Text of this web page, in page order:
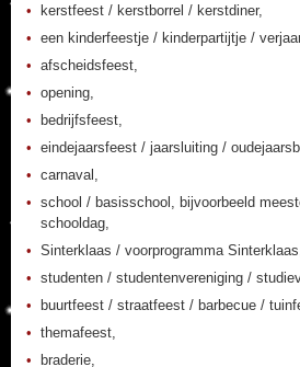
kerstfeest / kerstborrel / kerstdiner,
een kinderfeestje / kinderpartijtje /
afscheidsfeest,
opening,
bedrijfsfeest,
eindejaarsfeest / jaarsluiting /
carnaval,
school / basisschool, bijvoorbeeld
schooldag,
Sinterklaas / voorprogramma
studenten / studentenvereniging /
buurtfeest / straatfeest / barbecue /
themafeest,
braderie,